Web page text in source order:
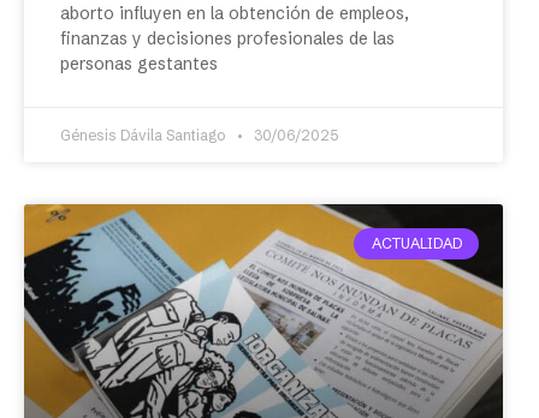
aborto influyen en la obtención de empleos,
finanzas y decisiones profesionales de las
personas gestantes
Génesis Dávila Santiago 30/06/2025
ACTUALIDAD